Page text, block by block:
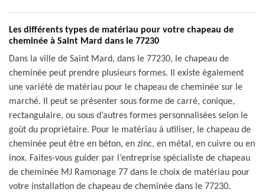
Les différents types de matériau pour votre chapeau de
cheminée à Saint Mard dans le 77230
Dans la ville de Saint Mard, dans le 77230, le chapeau de
cheminée peut prendre plusieurs formes. Il existe également
une variété de matériau pour le chapeau de cheminée sur le
marché. Il peut se présenter sous forme de carré, conique,
rectangulaire, ou sous d’autres formes personnalisées selon le
goût du propriétaire. Pour le matériau à utiliser, le chapeau de
cheminée peut être en béton, en zinc, en métal, en cuivre ou en
inox. Faites-vous guider par l’entreprise spécialiste de chapeau
de cheminée MJ Ramonage 77 dans le choix de matériau pour
votre installation de chapeau de cheminée dans le 77230.